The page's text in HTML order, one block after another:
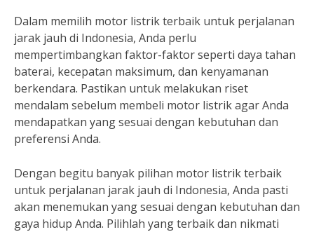
Dalam memilih motor listrik terbaik untuk perjalanan
jarak jauh di Indonesia, Anda perlu
mempertimbangkan faktor-faktor seperti daya tahan
baterai, kecepatan maksimum, dan kenyamanan
berkendara. Pastikan untuk melakukan riset
mendalam sebelum membeli motor listrik agar Anda
mendapatkan yang sesuai dengan kebutuhan dan
preferensi Anda.
Dengan begitu banyak pilihan motor listrik terbaik
untuk perjalanan jarak jauh di Indonesia, Anda pasti
akan menemukan yang sesuai dengan kebutuhan dan
gaya hidup Anda. Pilihlah yang terbaik dan nikmati